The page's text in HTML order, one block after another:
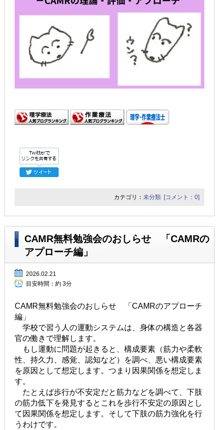
カテゴリ：未分類 [コメント：0]
CAMR無料勉強会のおしらせ 「CAMRの
アプローチ編」
2026.02.21
目安時間： 約 3分
CAMR無料勉強会のおしらせ 「CAMRのアプローチ
編」
学校で習う人の運動システムは、身体の構造と各器
官の働きで理解します。
もし運動に問題が起きると、構成要素（筋力や柔軟
性、持久力、感覚、認知など）を調べ、悪い構成要素
を原因として想定します。つまり因果関係を想定しま
す。
たとえば歩行が不安定だと筋力などを調べて、下肢
の筋力低下を発見するとこれを歩行不安定の原因とし
て因果関係を想定します。そして下肢の筋力強化を行
うわけです。